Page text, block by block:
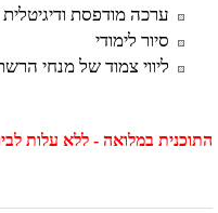
ערכה מודפסת
סיור לימודי
ליווי צמוד של מנחי
התוכנית במלואה - ללא עלות